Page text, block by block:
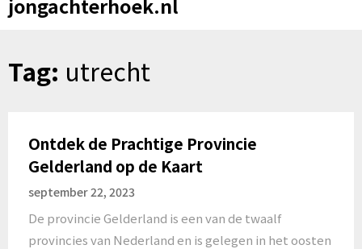
jongachterhoek.nl
Tag: utrecht
Ontdek de Prachtige Provincie
Gelderland op de Kaart
september 22, 2023
De provincie Gelderland is een van de twaalf
provincies van Nederland en is gelegen in het oosten